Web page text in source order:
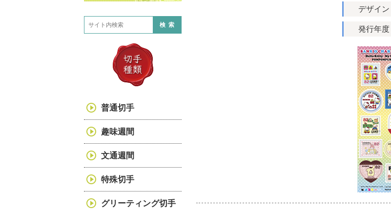
デザイン
発行年度
検索
普通切手
趣味週間
文通週間
特殊切手
グリーティング切手